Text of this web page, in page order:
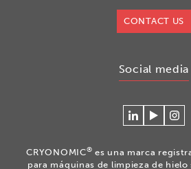
CONTACT US
Social media
Conéctese
Cryonomic
en
Mire
videos
en
Volg
op
CRYONOMIC® es una marca
para máquinas de limpieza de hielo